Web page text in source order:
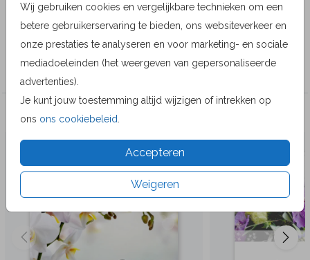
Wij gebruiken cookies en vergelijkbare technieken om een
betere gebruikerservaring te bieden, ons websiteverkeer en
onze prestaties te analyseren en voor marketing- en sociale
mediadoeleinden (het weergeven van gepersonaliseerde
advertenties).
Je kunt jouw toestemming altijd wijzigen of intrekken op
ons ons cookiebeleid
Accepteren
Weigeren
Designer
MyCards Design
Collectie
Veel gekozen producten